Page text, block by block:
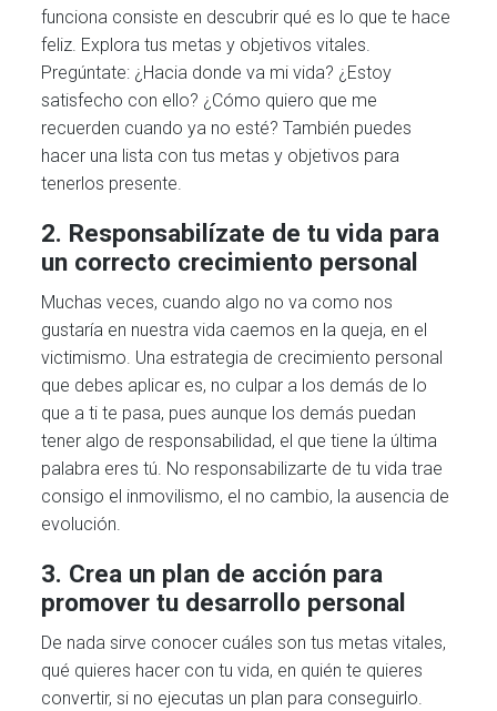
funciona consiste en descubrir qué es lo que te hace
feliz. Explora tus metas y objetivos vitales.
Pregúntate: ¿Hacia donde va mi vida? ¿Estoy
satisfecho con ello? ¿Cómo quiero que me
recuerden cuando ya no esté? También puedes
hacer una lista con tus metas y objetivos para
tenerlos presente.
2. Responsabilízate de tu vida para
un correcto crecimiento personal
Muchas veces, cuando algo no va como nos
gustaría en nuestra vida caemos en la queja, en el
victimismo. Una estrategia de crecimiento personal
que debes aplicar es, no culpar a los demás de lo
que a ti te pasa, pues aunque los demás puedan
tener algo de responsabilidad, el que tiene la última
palabra eres tú. No responsabilizarte de tu vida trae
consigo el inmovilismo, el no cambio, la ausencia de
evolución.
3. Crea un plan de acción para
promover tu desarrollo personal
De nada sirve conocer cuáles son tus metas vitales,
qué quieres hacer con tu vida, en quién te quieres
convertir, si no ejecutas un plan para conseguirlo.